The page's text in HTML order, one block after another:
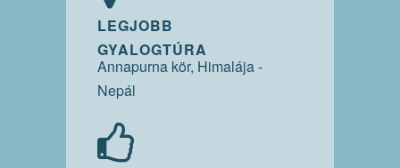
LEGJOBB
GYALOGTÚRA
Annapurna kör, Himalája -
Nepál